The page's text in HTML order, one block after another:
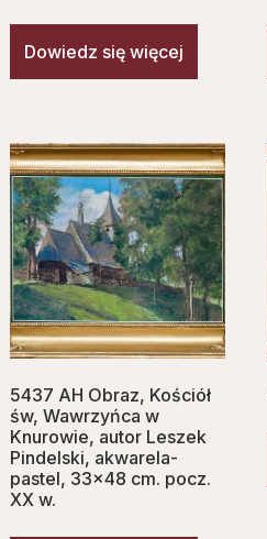
Dowiedz się więcej
5437 AH Obraz, Kościół
św, Wawrzyńca w
Knurowie, autor Leszek
Pindelski, akwarela-
pastel, 33×48 cm. pocz.
XX w.